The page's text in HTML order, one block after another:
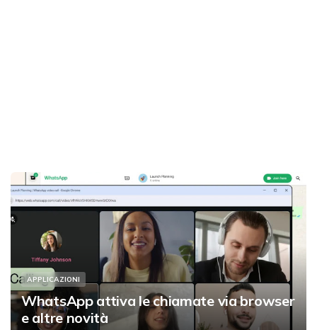
APPLICAZIONI
WhatsApp attiva le chiamate via browser
e altre novità